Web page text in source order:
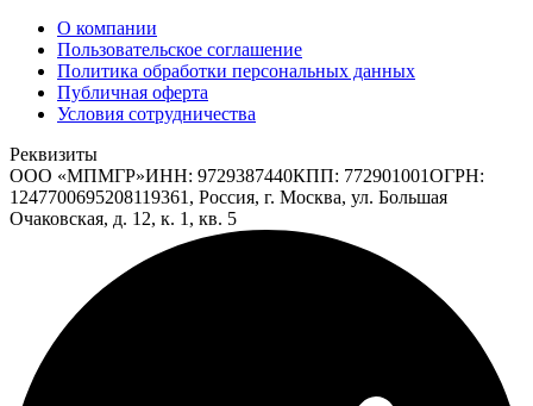
О компании
Пользовательское соглашение
Политика обработки персональных данных
Публичная оферта
Условия сотрудничества
Реквизиты
ООО «МПМГР»ИНН: 9729387440КПП: 772901001ОГРН:
1247700695208119361, Россия, г. Москва, ул. Большая
Очаковская, д. 12, к. 1, кв. 5